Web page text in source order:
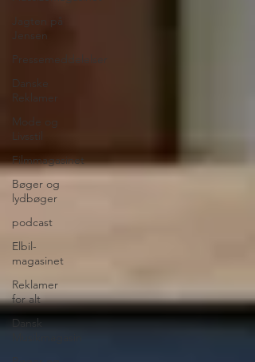
Jagten på
Jensen
Pressemeddelelser
Danske
Reklamer
Mode og
Livsstil
Filmmagasinet
Bøger og
lydbøger
podcast
Elbil-
magasinet
Reklamer
for alt
Dansk